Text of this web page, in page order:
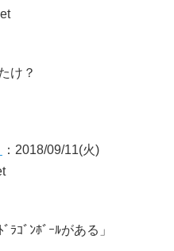
け？
：2018/09/11(火)
ﾗｺﾞﾝﾎﾞｰﾙがある」